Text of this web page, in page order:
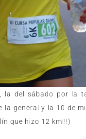
la del sábado por la
la general y la 10 de
que hizo 12 km!!!)